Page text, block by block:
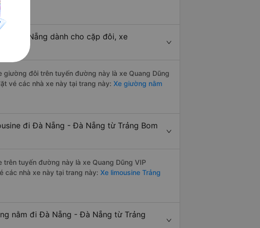
- Đà Nẵng dành cho cặp đôi, xe
đôi trên tuyến đường này là xe Quang Dũng
vé các nhà xe này tại trang này: Xe giường nằm
đi Đà Nẵng - Đà Nẵng từ Trảng Bom
tuyến đường này là xe Quang Dũng VIP
các nhà xe này tại trang này: Xe limousine Trảng
nằm đi Đà Nẵng - Đà Nẵng từ Trảng